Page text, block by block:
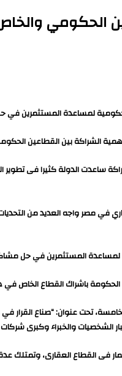
الحكومي
الحكومية لمساعدة المستثمرين
الشراكة بين القطاعين
الدولة كثيرا فى تطوير
مصر واجه العديد من
لمساعدة المستثمرين في حل
باشراك القطاع الخاص في
تحت عنوان: “صناع القرار في
الشخصيات والخبراء وكبرى
فى القطاع العقارى، وتمتلك